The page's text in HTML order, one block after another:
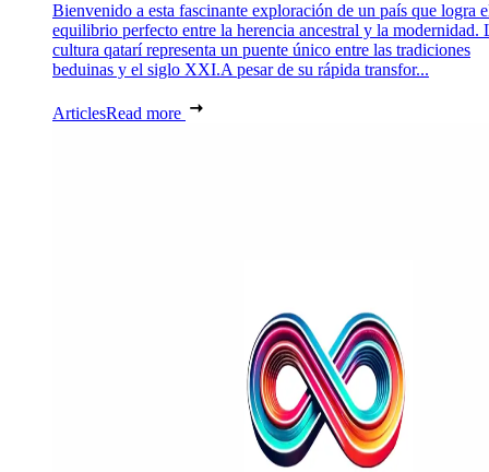
Bienvenido a esta fascinante exploración de un país que logra
equilibrio perfecto entre la herencia ancestral y la modernidad.
cultura qatarí representa un puente único entre las tradiciones
beduinas y el siglo XXI.A pesar de su rápida transfor...
ArticlesRead more